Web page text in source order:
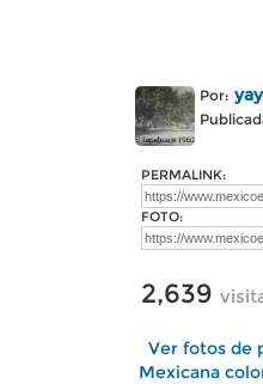
Por:
PERMALINK:
FOTO:
2,639
Ver fotos de
Mexicana